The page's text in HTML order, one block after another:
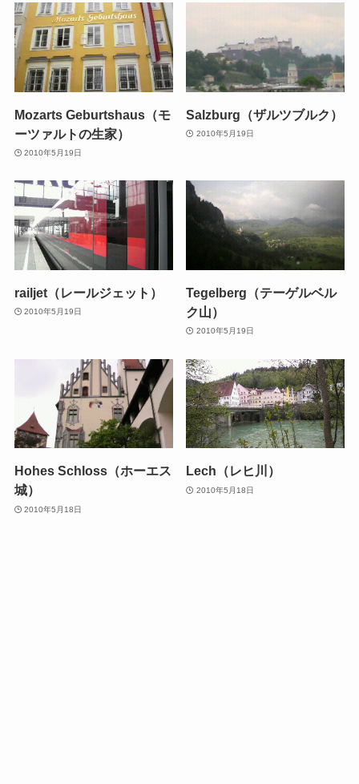
Mozarts Geburtshaus（モ
ーツァルトの生家）
2010年5月19日
Salzburg（ザルツブルク）
2010年5月19日
railjet（レールジェット）
2010年5月19日
Tegelberg（テーゲルベル
ク山）
2010年5月19日
Hohes Schloss（ホーエス
城）
2010年5月18日
Lech（レヒ川）
2010年5月18日